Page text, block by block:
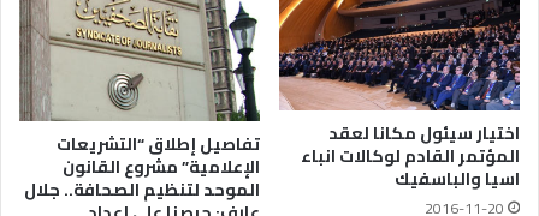
اختيار سيئول مكانا لعقد
المؤتمر القادم لوكالات انباء
اسيا والباسفيك
2016-11-20
تفاصيل إطلاق “التشريعات
الإعلامية” مشروع القانون
الموحد لتنظيم الصحافة.. جلال